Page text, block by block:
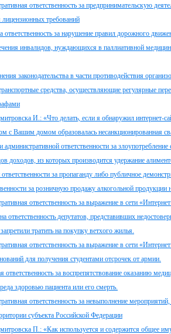
ответственность за предпринимательскую
требований
ответственность за нарушение правил дорожного
инвалидов, нуждающихся в паллиативной
законодательства в части противодействия
средства, осуществляющие регулярные
И.: «Что делать, если я обнаружил интернет-
с Вашим домом образовалась несанкционированная
административной ответственности за
доходов, из которых производится удержание
за пропаганду либо публичное
за розничную продажу алкогольной продукции
ответственность за выражение в сети
ответственность депутатов, представивших
тратить на покупку ветхого жилья.
ответственность за выражение в сети
для получения студентами отсрочек от армии.
ответственность за воспрепятствование оказанию
здоровью пациента или его смерть.
ответственность за невыполнение
субъекта Российской Федерации
П.: «Как используется и содержится общее